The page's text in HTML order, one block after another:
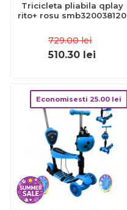
Tricicleta pliabila qplay
rito+ rosu smb320038120
729.00 lei
510.30 lei
Economisesti 25.00 lei